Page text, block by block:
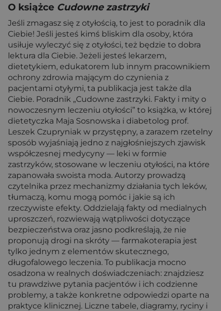
O książce Cudowne zastrzyki
Jeśli zmagasz się z otyłością, to jest to poradnik dla
Ciebie! Jeśli jesteś kimś bliskim dla osoby, która
usiłuje wyleczyć się z otyłości, też będzie to dobra
lektura dla Ciebie. Jeżeli jesteś lekarzem,
dietetykiem, edukatorem lub innym pracownikiem
ochrony zdrowia mającym do czynienia z
pacjentami otyłymi, ta publikacja jest także dla
Ciebie. Poradnik „Cudowne zastrzyki. Fakty i mity o
nowoczesnym leczeniu otyłości” to książka, w której
dietetyczka Maja Sosnowska i diabetolog prof.
Leszek Czupryniak w przystępny, a zarazem rzetelny
sposób wyjaśniają jedno z najgłośniejszych zjawisk
współczesnej medycyny — leki w formie
zastrzyków, stosowane w leczeniu otyłości, na które
zapanowała swoista moda. Autorzy prowadzą
czytelnika przez mechanizmy działania tych leków,
tłumaczą, komu mogą pomóc i jakie są ich
rzeczywiste efekty. Oddzielają fakty od medialnych
uproszczeń, rozwiewają wątpliwości dotyczące
bezpieczeństwa oraz jasno podkreślają, że nie
proponują drogi na skróty — farmakoterapia jest
tylko jednym z elementów skutecznego,
długofalowego leczenia. To publikacja mocno
osadzona w realnych doświadczeniach: znajdziesz
tu prawdziwe pytania pacjentów i ich codzienne
problemy, a także konkretne odpowiedzi oparte na
praktyce klinicznej. Liczne tabele, diagramy, ryciny i